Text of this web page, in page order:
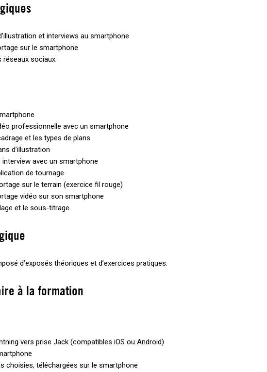
et interviews au smartphone
sur le smartphone
réseaux sociaux
professionnelle avec un smartphone
et les types de plans
d’illustration
interview avec un smartphone
de tournage
sur le terrain (exercice fil rouge)
vidéo sur son smartphone
et le sous-titrage
d’exposés théoriques et d’exercices pratiques.
à la formation
vers prise Jack (compatibles iOS ou Android)
choisies, téléchargées sur le smartphone